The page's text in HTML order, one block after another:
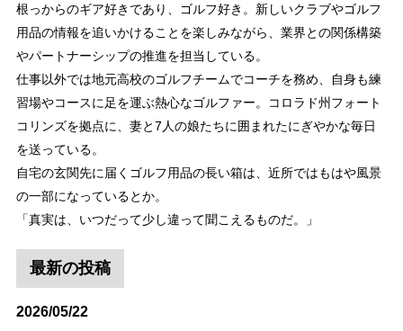
根っからのギア好きであり、ゴルフ好き。新しいクラブやゴルフ
用品の情報を追いかけることを楽しみながら、業界との関係構築
やパートナーシップの推進を担当している。
仕事以外では地元高校のゴルフチームでコーチを務め、自身も練
習場やコースに足を運ぶ熱心なゴルファー。コロラド州フォート
コリンズを拠点に、妻と7人の娘たちに囲まれたにぎやかな毎日
を送っている。
自宅の玄関先に届くゴルフ用品の長い箱は、近所ではもはや風景
の一部になっているとか。
「真実は、いつだって少し違って聞こえるものだ。」
最新の投稿
2026/05/22